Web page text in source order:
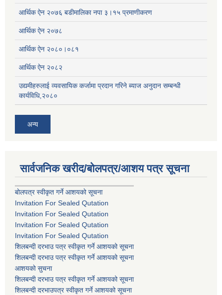
आर्थिक ऐन २०७६ बडीमालिका नपा ३।१५ प्रमाणीकरण
आर्थिक ऐन २०७८
आर्थिक ऐन २०८०।०८१
आर्थिक ऐन २०८२
उद्यमीहरुलाई व्यवसायिक कर्जामा प्रदान गरिने ब्याज अनुदान सम्बन्धी
कार्यविधि,२०८०
अन्य
सार्वजनिक खरीद/बोलपत्र/आशय पत्र सूचना
बोलपत्र स्वीकृत गर्ने आशयको सूचना
Invitation For Sealed Qutation
Invitation For Sealed Qutation
Invitation For Sealed Qutation
Invitation For Sealed Qutation
शिलबन्दी दरभाउ पत्र स्वीकृत गर्ने आशयको सूचना
शिलबन्दी दरभाउ पत्र स्वीकृत गर्ने आशयको सूचना
आशयको सुचना
शिलबन्दी दरभाउ पत्र स्वीकृत गर्ने आशयको सूचना
शिलबन्दी दरभाउपत्र स्वीकृत गर्ने आशयको सूचना